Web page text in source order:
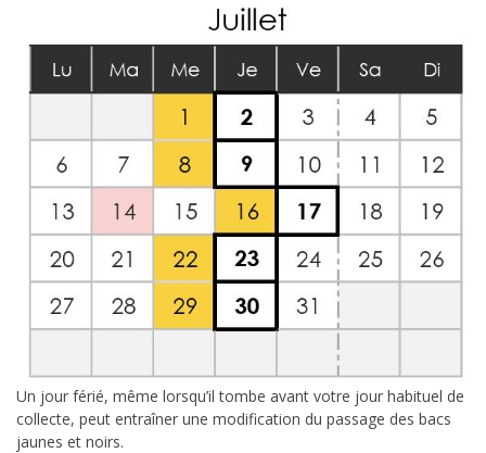
Un jour férié, même lorsqu’il tombe avant votre jour habituel de
collecte, peut entraîner une modification du passage des bacs
jaunes et noirs.